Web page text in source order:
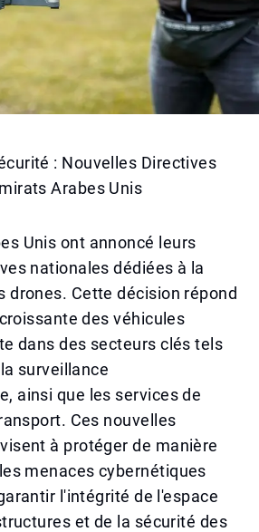
: Nouvelles Directives
Arabes Unis
Unis ont annoncé leurs
nationales dédiées à la
drones. Cette décision répond
des véhicules
dans des secteurs clés tels
surveillance
ainsi que les services de
Ces nouvelles
à protéger de manière
menaces cybernétiques
l'intégrité de l'espace
et de la sécurité des